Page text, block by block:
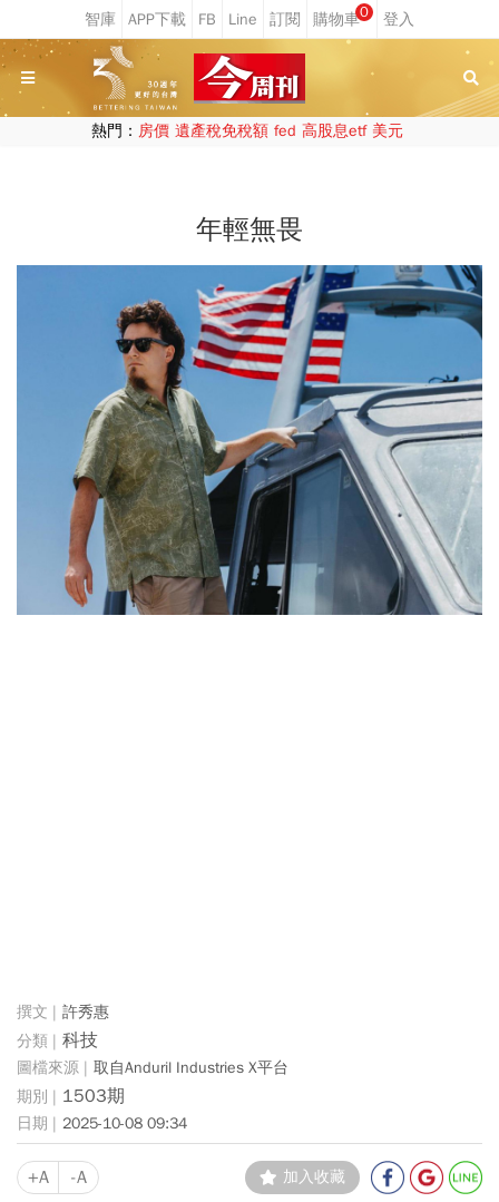
0
熱門： 房價 遺產稅免稅額 fed 高股息etf 美元
年輕無畏
許秀惠
科技
取自Anduril Industries X平台
1503期
2025-10-08 09:34
+A -A 加入收藏